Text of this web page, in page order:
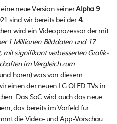
neue Version seinerAlpha 9
sind wir bereits bei der4.
wird ein Videoprozessor der mit
1 Millionen Bilddaten und 17
signifikant verbesserten Grafik-
im Vergleich zum
hören) was von diesem
einen der neuen LG OLED TVs in
Das SoC wird auch das neue
das bereits im Vorfeld für
die Video- und App-Vorschau